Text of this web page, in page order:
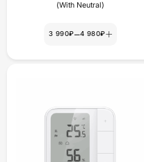
(With Neutral)
3 990₽–4 980₽